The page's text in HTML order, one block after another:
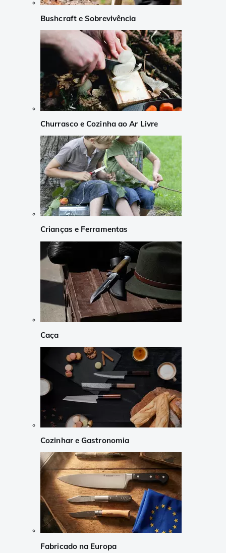
Bushcraft e Sobrevivência
Churrasco e Cozinha ao Ar Livre
Crianças e Ferramentas
Caça
Cozinhar e Gastronomia
Fabricado na Europa